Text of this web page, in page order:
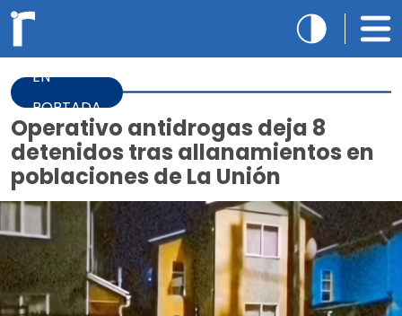
EN
PORTADA
Operativo antidrogas deja 8
detenidos tras allanamientos en
poblaciones de La Unión